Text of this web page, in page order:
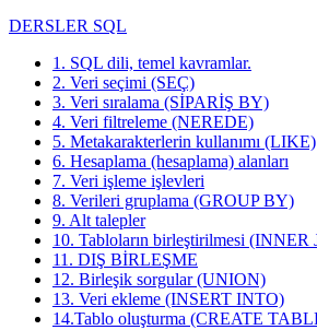
DERSLER SQL
1. SQL dili, temel kavramlar.
2. Veri seçimi (SEÇ)
3. Veri sıralama (SİPARİŞ BY)
4. Veri filtreleme (NEREDE)
5. Metakarakterlerin kullanımı (LIKE)
6. Hesaplama (hesaplama) alanları
7. Veri işleme işlevleri
8. Verileri gruplama (GROUP BY)
9. Alt talepler
10. Tabloların birleştirilmesi (INNER
11. DIŞ BİRLEŞME
12. Birleşik sorgular (UNION)
13. Veri ekleme (INSERT INTO)
14.Tablo oluşturma (CREATE